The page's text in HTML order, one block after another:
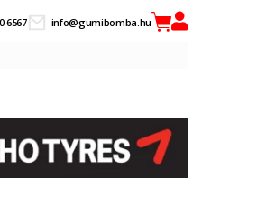
6567 info@gumibomba.hu